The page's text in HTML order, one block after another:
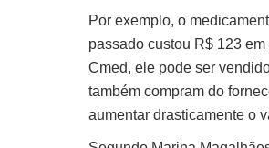
Por exemplo, o
passado custou R$ 123
Cmed, ele pode ser
também compram do
aumentar drasticamente o